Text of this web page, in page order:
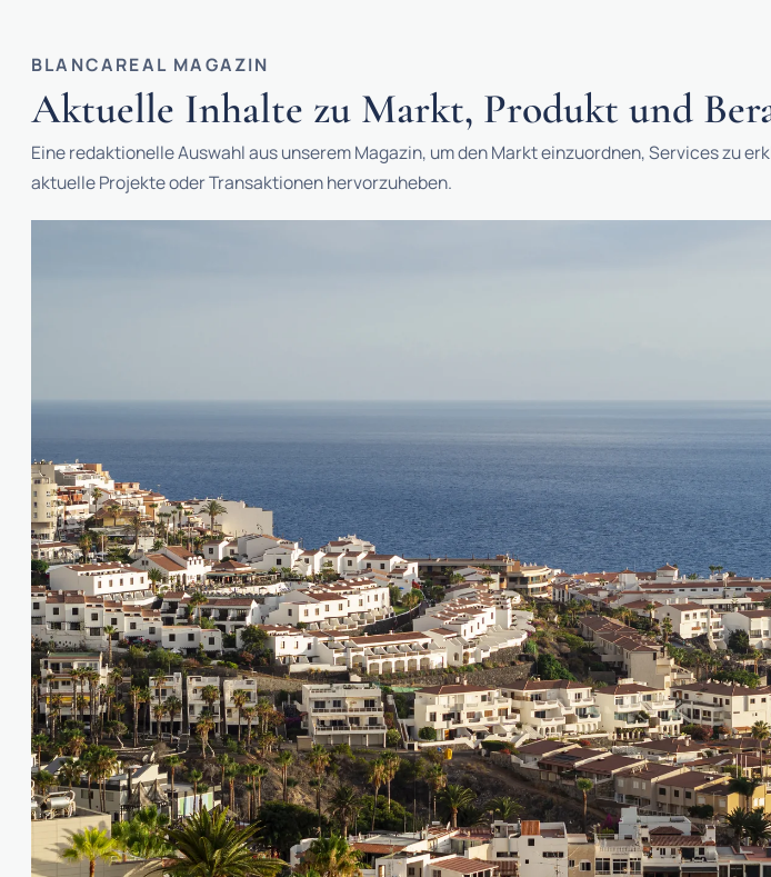
BLANCAREAL MAGAZIN
Aktuelle Inhalte zu Markt, Produkt und
Eine redaktionelle Auswahl aus unserem Magazin, um den Markt einzuordnen, Services zu
aktuelle Projekte oder Transaktionen hervorzuheben.